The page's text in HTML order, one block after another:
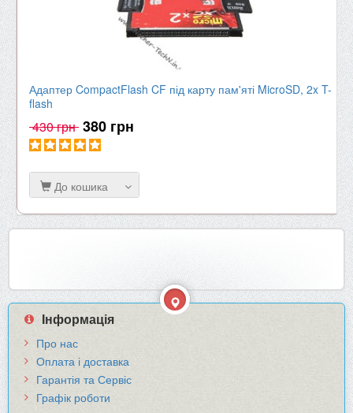
Адаптер CompactFlash CF під карту пам'яті MicroSD, 2x T-
flash
430 грн 380 грн
До кошика
Інформація
Про нас
Оплата і доставка
Гарантія та Сервіс
Графік роботи